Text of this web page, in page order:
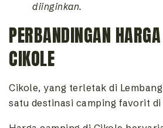
diinginkan.
PERBANDINGAN
CIKOLE
Cikole, yang terletak di
satu destinasi camping favorit